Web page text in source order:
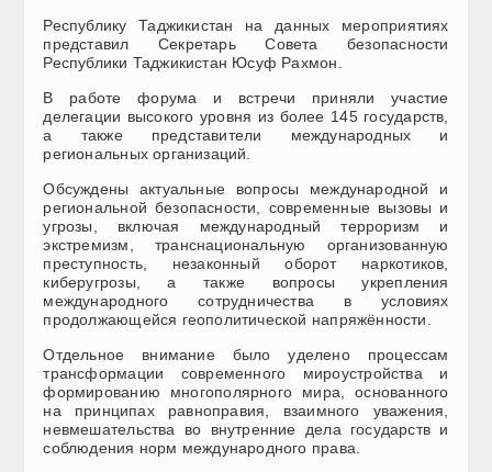
Республику Таджикистан на данных мероприятиях
представил Секретарь Совета безопасности
Республики Таджикистан Юсуф Рахмон.
В работе форума и встречи приняли участие
делегации высокого уровня из более 145 государств,
а также представители международных и
региональных организаций.
Обсуждены актуальные вопросы международной и
региональной безопасности, современные вызовы и
угрозы, включая международный терроризм и
экстремизм, транснациональную организованную
преступность, незаконный оборот наркотиков,
киберугрозы, а также вопросы укрепления
международного сотрудничества в условиях
продолжающейся геополитической напряжённости.
Отдельное внимание было уделено процессам
трансформации современного мироустройства и
формированию многополярного мира, основанного
на принципах равноправия, взаимного уважения,
невмешательства во внутренние дела государств и
соблюдения норм международного права.